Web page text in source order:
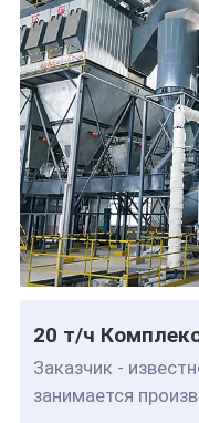
20 т/ч
Заказчик -
занимается